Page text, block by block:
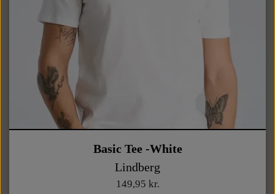
Basic Tee -White
Lindberg
149,95 kr.